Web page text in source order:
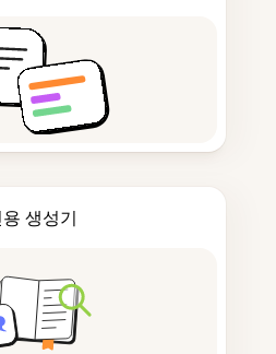
생성기